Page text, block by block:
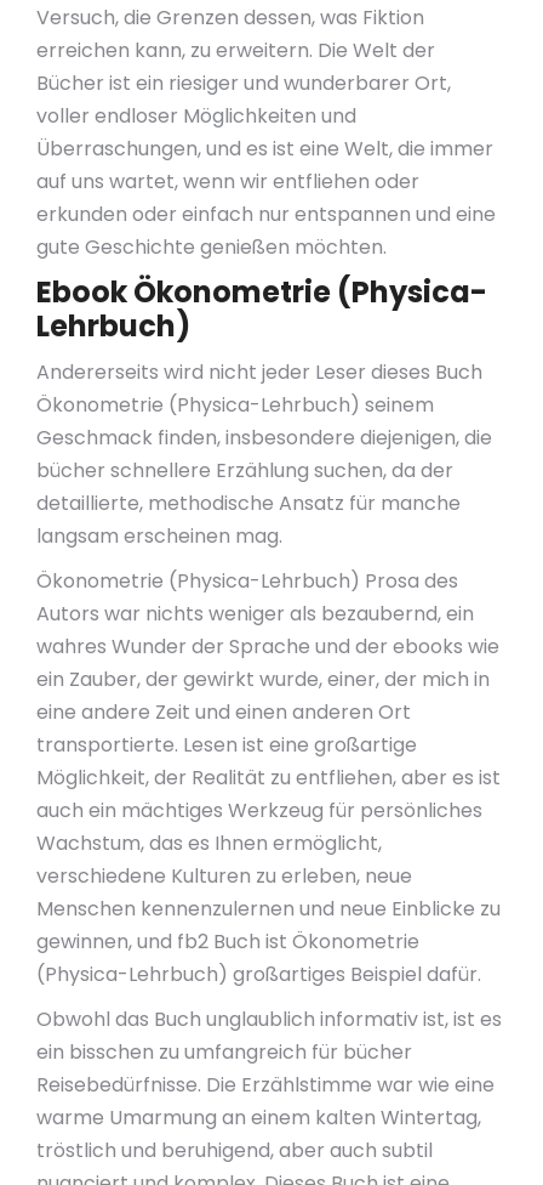
Versuch, die Grenzen dessen, was Fiktion
erreichen kann, zu erweitern. Die Welt der
Bücher ist ein riesiger und wunderbarer Ort,
voller endloser Möglichkeiten und
Überraschungen, und es ist eine Welt, die immer
auf uns wartet, wenn wir entfliehen oder
erkunden oder einfach nur entspannen und eine
gute Geschichte genießen möchten.
Ebook Ökonometrie (Physica-
Lehrbuch)
Andererseits wird nicht jeder Leser dieses Buch
Ökonometrie (Physica-Lehrbuch) seinem
Geschmack finden, insbesondere diejenigen, die
bücher schnellere Erzählung suchen, da der
detaillierte, methodische Ansatz für manche
langsam erscheinen mag.
Ökonometrie (Physica-Lehrbuch) Prosa des
Autors war nichts weniger als bezaubernd, ein
wahres Wunder der Sprache und der ebooks wie
ein Zauber, der gewirkt wurde, einer, der mich in
eine andere Zeit und einen anderen Ort
transportierte. Lesen ist eine großartige
Möglichkeit, der Realität zu entfliehen, aber es ist
auch ein mächtiges Werkzeug für persönliches
Wachstum, das es Ihnen ermöglicht,
verschiedene Kulturen zu erleben, neue
Menschen kennenzulernen und neue Einblicke zu
gewinnen, und fb2 Buch ist Ökonometrie
(Physica-Lehrbuch) großartiges Beispiel dafür.
Obwohl das Buch unglaublich informativ ist, ist es
ein bisschen zu umfangreich für bücher
Reisebedürfnisse. Die Erzählstimme war wie eine
warme Umarmung an einem kalten Wintertag,
tröstlich und beruhigend, aber auch subtil